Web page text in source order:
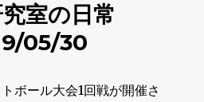
室の日常
05/30
ボール大会1回戦が開催さ